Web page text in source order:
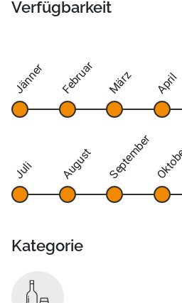
Verfügbarkeit
Jänner Februar März April
Juli August September
Kategorie